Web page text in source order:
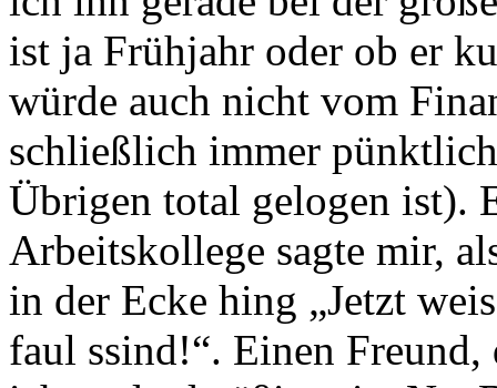
ist ja Frühjahr oder ob er
würde auch nicht vom
schließlich immer
Übrigen total gelogen ist).
Arbeitskollege sagte mir,
in der Ecke hing „Jetzt
faul ssind!“. Einen